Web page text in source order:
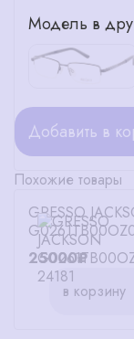
Модель в
Добавить в
Похожие товары
GRESSO
25000₽
в корзину